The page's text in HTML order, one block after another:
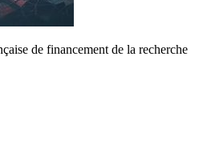
de financement de la recherche